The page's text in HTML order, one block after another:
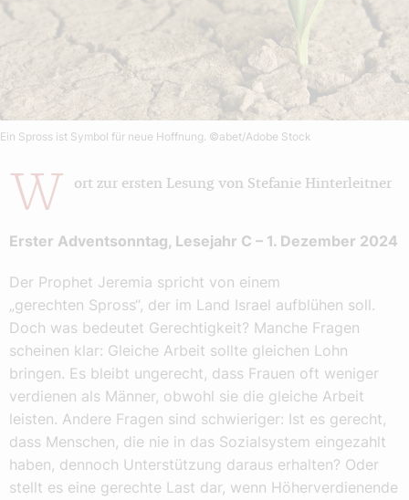
Ein Spross ist Symbol für neue Hoffnung. ©abet/Adobe Stock
W ort zur ersten Lesung von Stefanie Hinterleitner
Erster Adventsonntag, Lesejahr C – 1. Dezember 2024
Der Prophet Jeremia spricht von einem
„gerechten Spross“, der im Land Israel aufblühen soll.
Doch was bedeutet Gerechtigkeit? Manche Fragen
scheinen klar: Gleiche Arbeit sollte gleichen Lohn
bringen. Es bleibt ungerecht, dass Frauen oft weniger
verdienen als Männer, obwohl sie die gleiche Arbeit
leisten. Andere Fragen sind schwieriger: Ist es gerecht,
dass Menschen, die nie in das Sozialsystem eingezahlt
haben, dennoch Unterstützung daraus erhalten? Oder
stellt es eine gerechte Last dar, wenn Höherverdienende